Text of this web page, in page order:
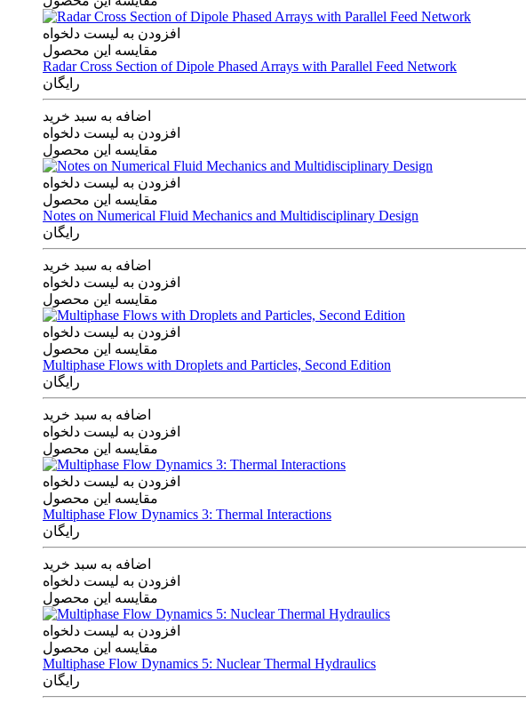
افزودن به لیست دلخواه
مقایسه این محصول
Radar Cross Section of Dipole Phased Arrays with Parallel Feed Network
رایگان
اضافه به سبد خرید
افزودن به لیست دلخواه
مقایسه این محصول
افزودن به لیست دلخواه
مقایسه این محصول
Notes on Numerical Fluid Mechanics and Multidisciplinary Design
رایگان
اضافه به سبد خرید
افزودن به لیست دلخواه
مقایسه این محصول
افزودن به لیست دلخواه
مقایسه این محصول
Multiphase Flows with Droplets and Particles, Second Edition
رایگان
اضافه به سبد خرید
افزودن به لیست دلخواه
مقایسه این محصول
افزودن به لیست دلخواه
مقایسه این محصول
Multiphase Flow Dynamics 3: Thermal Interactions
رایگان
اضافه به سبد خرید
افزودن به لیست دلخواه
مقایسه این محصول
افزودن به لیست دلخواه
مقایسه این محصول
Multiphase Flow Dynamics 5: Nuclear Thermal Hydraulics
رایگان